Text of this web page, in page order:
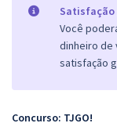
Satisfação
Você
dinheiro de
satisfação
Concurso: TJGO!